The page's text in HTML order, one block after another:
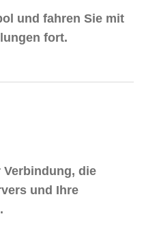
und fahren Sie mit
fort.
Verbindung, die
und Ihre